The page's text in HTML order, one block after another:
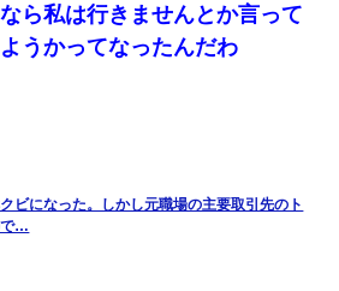
のができて、皮膚科にいったら「ジベ
症状だと言われた
ぎて辛い。当たり前のように実家や姪
ら私は行きませんとか言って
うかってなったんだわ
ビになった。しかし元職場の主要取引先のト
で…